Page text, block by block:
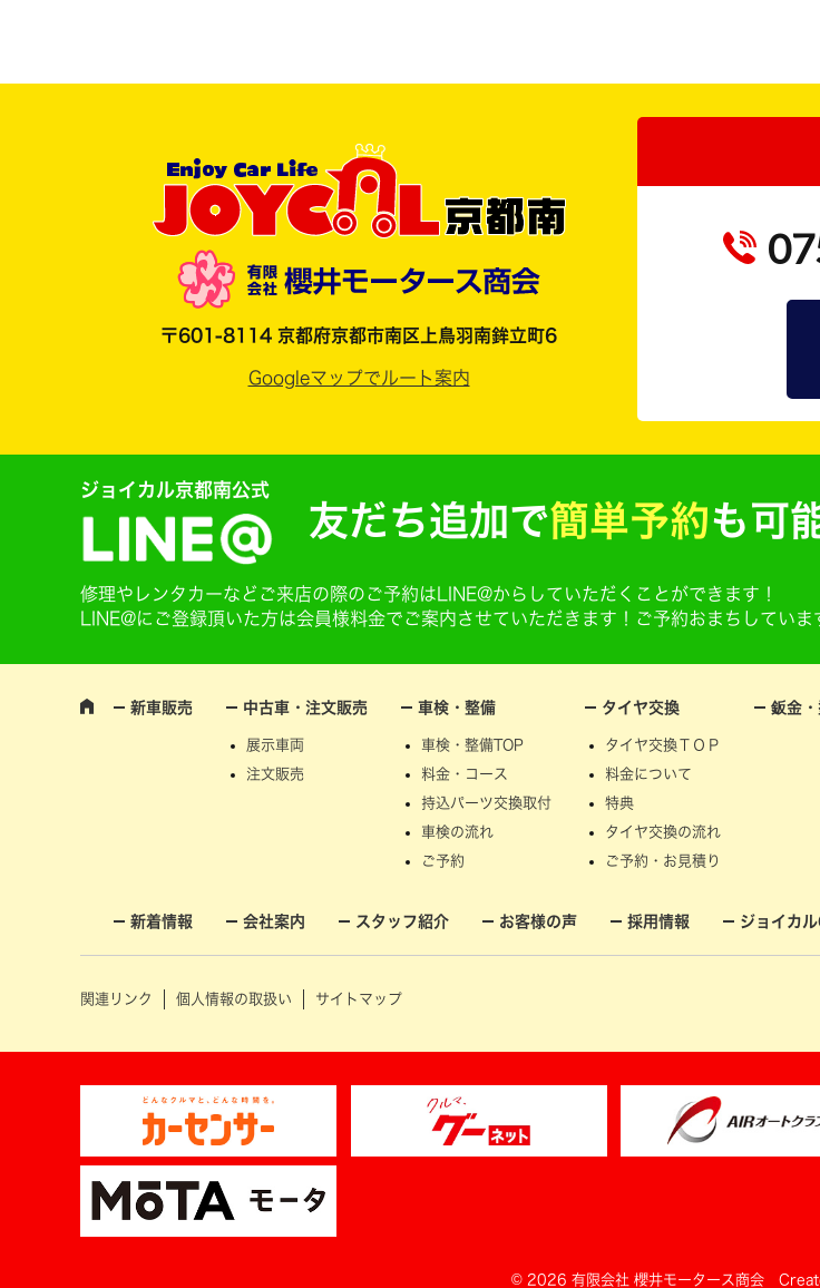
〒601-8114 京都府京都市南区上鳥羽南鉾立町6
Googleマップでルート案内
ジョイカル京都南公式
友だち追加で簡単予約も可
修理やレンタカーなどご来店の際のご予約はLINE@からしていただくことができます！
LINE@にご登録頂いた方は会員様料金でご案内させていただきます！ご予約おまちしていま
新車販売 中古車・注文販売
展示車両
注文販売
車検・整備
車検・整備TOP
料金・コース
持込パーツ交換取付
車検の流れ
ご予約
タイヤ交換
タイヤ交換ＴＯＰ
料金について
特典
タイヤ交換の流れ
ご予約・お見積り
鈑金
新着情報 会社案内 スタッフ紹介 お客様の声 採用情報 ジョイカ
関連リンク 個人情報の取扱い サイトマップ
© 2026 有限会社 櫻井モータース商会